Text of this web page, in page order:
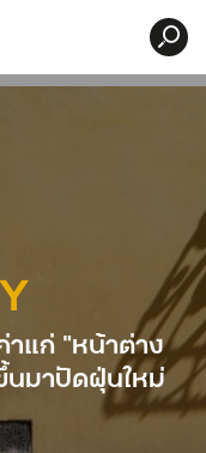
แก่ “หน้าต่าง
นมาปัดฝุ่นใหม่